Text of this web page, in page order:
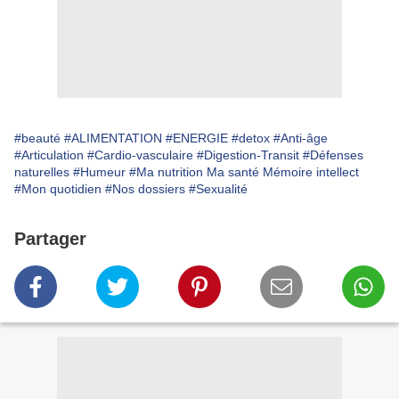
#beauté #ALIMENTATION #ENERGIE #detox #Anti-âge
#Articulation #Cardio-vasculaire #Digestion-Transit #Défenses
naturelles #Humeur #Ma nutrition Ma santé Mémoire intellect
#Mon quotidien #Nos dossiers #Sexualité
Partager